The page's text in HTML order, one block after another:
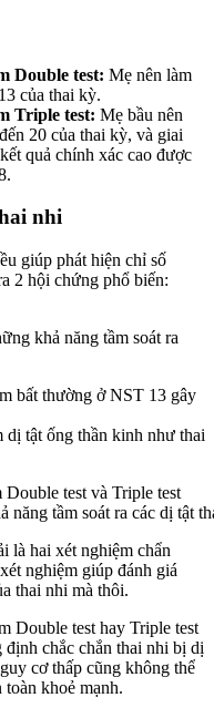
Double test: Mẹ nên làm
của thai kỳ.
Triple test: Mẹ bầu nên
20 của thai kỳ, và giai
quả chính xác cao được
nhi
giúp phát hiện chỉ số
2 hội chứng phổ biến:
khả năng tầm soát ra
bất thường ở NST 13 gây
dị tật ống thần kinh như thai
năng tầm soát ra các dị tật
là hai xét nghiệm chẩn
nghiệm giúp đánh giá
thai nhi mà thôi.
Double test hay Triple test
chắc chắn thai nhi bị dị
cơ thấp cũng không thể
toàn khoẻ mạnh.